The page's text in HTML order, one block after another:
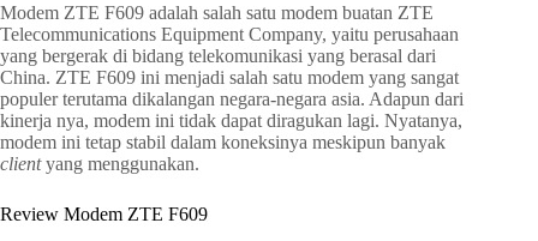
Modem ZTE F609 adalah salah satu modem buatan ZTE
Telecommunications Equipment Company, yaitu perusahaan
yang bergerak di bidang telekomunikasi yang berasal dari
China. ZTE F609 ini menjadi salah satu modem yang sangat
populer terutama dikalangan negara-negara asia. Adapun dari
kinerja nya, modem ini tidak dapat diragukan lagi. Nyatanya,
modem ini tetap stabil dalam koneksinya meskipun banyak
clientyang menggunakan.
Review Modem ZTE F609